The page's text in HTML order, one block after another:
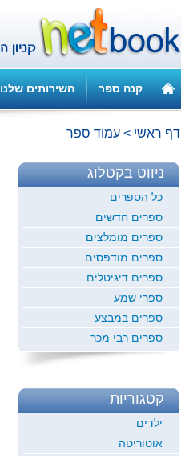
קנה ספר השירותים שלנו
דף ראשי > עמוד ספר
ניווט בקטלוג
כל הספרים
ספרים חדשים
ספרים מומלצים
ספרים מודפסים
ספרים דיגיטלים
ספרי שמע
ספרים במבצע
ספרים רבי מכר
קטגוריות
ילדים
אוטוריטה